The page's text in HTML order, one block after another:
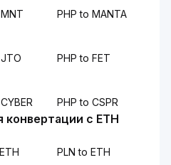
PHP to MANTA
PHP to FET
PHP to CSPR
с ETH
PLN to ETH